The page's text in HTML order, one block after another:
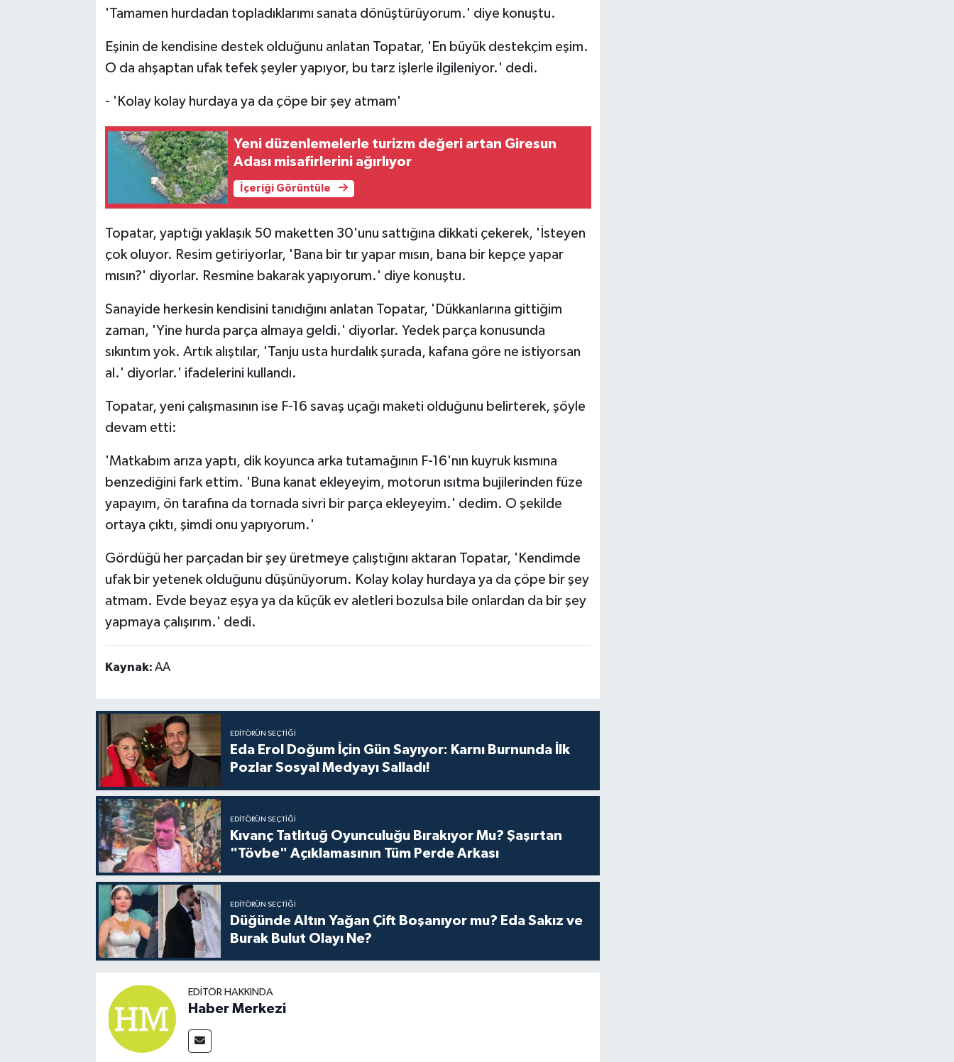
'Tamamen hurdadan topladıklarımı sanata dönüştürüyorum.' diye konuştu.
Eşinin de kendisine destek olduğunu anlatan Topatar, 'En büyük destekçim eşim.
O da ahşaptan ufak tefek şeyler yapıyor, bu tarz işlerle ilgileniyor.' dedi.
- 'Kolay kolay hurdaya ya da çöpe bir şey atmam'
Yeni düzenlemelerle turizm değeri artan Giresun
Adası misafirlerini ağırlıyor
İçeriği Görüntüle
Topatar, yaptığı yaklaşık 50 maketten 30'unu sattığına dikkati çekerek, 'İsteyen
çok oluyor. Resim getiriyorlar, 'Bana bir tır yapar mısın, bana bir kepçe yapar
mısın?' diyorlar. Resmine bakarak yapıyorum.' diye konuştu.
Sanayide herkesin kendisini tanıdığını anlatan Topatar, 'Dükkanlarına gittiğim
zaman, 'Yine hurda parça almaya geldi.' diyorlar. Yedek parça konusunda
sıkıntım yok. Artık alıştılar, 'Tanju usta hurdalık şurada, kafana göre ne istiyorsan
al.' diyorlar.' ifadelerini kullandı.
Topatar, yeni çalışmasının ise F-16 savaş uçağı maketi olduğunu belirterek, şöyle
devam etti:
'Matkabım arıza yaptı, dik koyunca arka tutamağının F-16'nın kuyruk kısmına
benzediğini fark ettim. 'Buna kanat ekleyeyim, motorun ısıtma bujilerinden füze
yapayım, ön tarafına da tornada sivri bir parça ekleyeyim.' dedim. O şekilde
ortaya çıktı, şimdi onu yapıyorum.'
Gördüğü her parçadan bir şey üretmeye çalıştığını aktaran Topatar, 'Kendimde
ufak bir yetenek olduğunu düşünüyorum. Kolay kolay hurdaya ya da çöpe bir şey
atmam. Evde beyaz eşya ya da küçük ev aletleri bozulsa bile onlardan da bir şey
yapmaya çalışırım.' dedi.
Kaynak: AA
EDITÖRÜN SEÇTIĞI
Eda Erol Doğum İçin Gün Sayıyor: Karnı Burnunda İlk
Pozlar Sosyal Medyayı Salladı!
EDITÖRÜN SEÇTIĞI
Kıvanç Tatlıtuğ Oyunculuğu Bırakıyor Mu? Şaşırtan
"Tövbe" Açıklamasının Tüm Perde Arkası
EDITÖRÜN SEÇTIĞI
Düğünde Altın Yağan Çift Boşanıyor mu? Eda Sakız ve
Burak Bulut Olayı Ne?
EDITÖR HAKKINDA
Haber Merkezi